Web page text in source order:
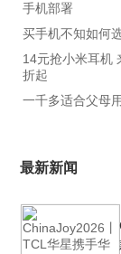
手机部署
买手机不知如何
14元抢小米耳机
折起
一千多适合父母
最新新闻